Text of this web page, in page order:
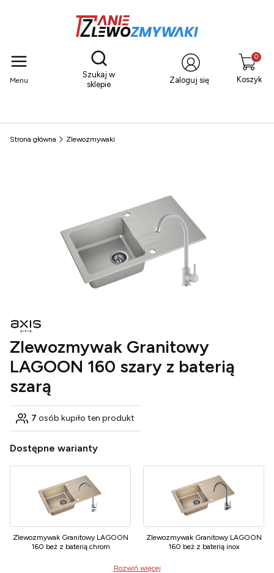
Menu
Otwórz wyszukiwarkę
Szukaj w
sklepie
Zaloguj się Koszyk
Strona główna Zlewozmywaki
Zlewozmywak Granitowy
LAGOON 160 szary z baterią
szarą
7 osób kupiło ten produkt
Dostępne warianty
Zlewozmywak Granitowy LAGOON
160 beż z baterią chrom
Zlewozmywak Granitowy LAGOON
160 beż z baterią inox
Rozwiń więcej